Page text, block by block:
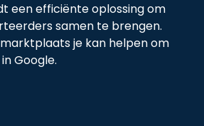
een efficiënte oplossing om
samen te brengen.
je kan helpen om
Google.